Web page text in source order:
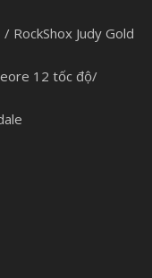
RockShox Judy Gold
12 tốc độ/